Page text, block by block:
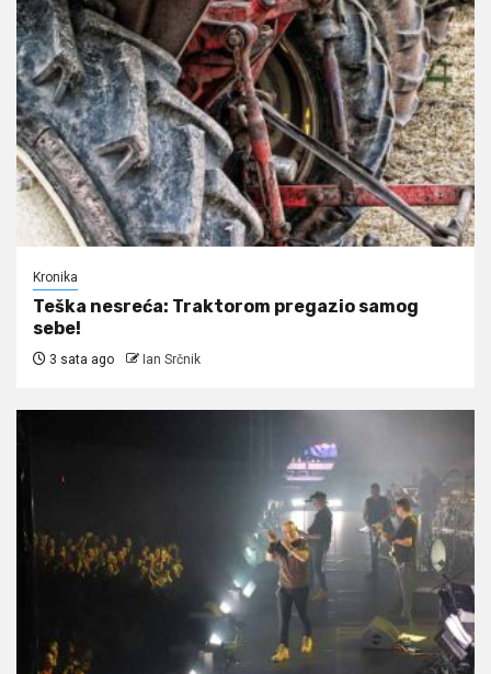
Kronika
Teška nesreća: Traktorom pregazio samog
sebe!
3 sata ago Ian Srčnik